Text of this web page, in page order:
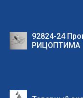
92824-24
РИЦОПТИМА